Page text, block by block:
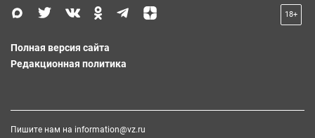
18+
Полная версия сайта
Редакционная политика
Пишите нам на information@vz.ru